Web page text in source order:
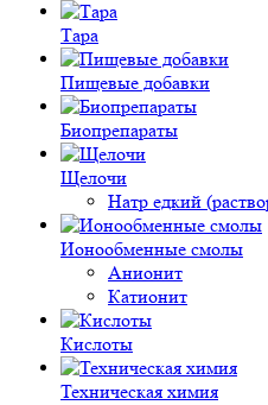
Тара
Пищевые добавки
Биопрепараты
Щелочи
Натр едкий
Ионообменные смолы
Анионит
Катионит
Кислоты
Техническая химия